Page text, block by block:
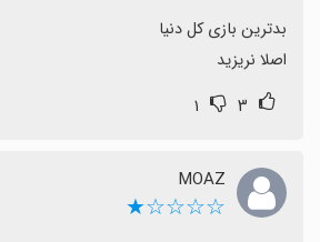
اصلا نریزید
۳ ۱
MOAZ
☆☆☆☆★